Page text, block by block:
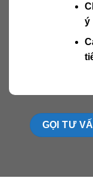
ý
GỌI TƯ